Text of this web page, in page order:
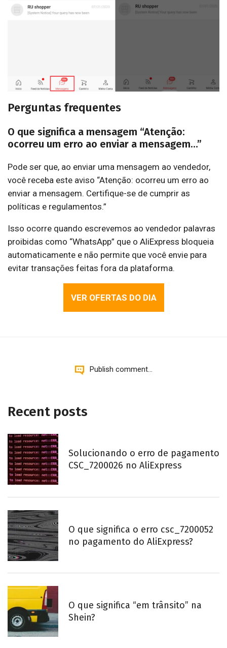
Perguntas frequentes
O que significa a mensagem “Atenção:
ocorreu um erro ao enviar a mensagem…”
Pode ser que, ao enviar uma mensagem ao vendedor,
você receba este aviso “Atenção: ocorreu um erro ao
enviar a mensagem. Certifique-se de cumprir as
políticas e regulamentos.”
Isso ocorre quando escrevemos ao vendedor palavras
proibidas como “WhatsApp” que o AliExpress bloqueia
automaticamente e não permite que você envie para
evitar transações feitas fora da plataforma.
VER OFERTAS DO DIA
Publish comment...
Recent posts
Solucionando o erro de pagamento
CSC_7200026 no AliExpress
O que significa o erro csc_7200052
no pagamento do AliExpress?
O que significa “em trânsito” na
Shein?